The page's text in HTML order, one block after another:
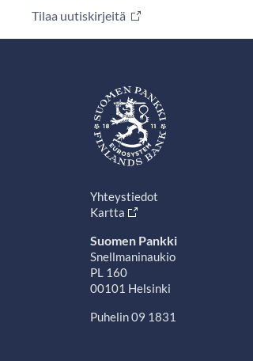
Tilaa uutiskirjeitä
Yhteystiedot
Kartta
Suomen Pankki
Snellmaninaukio
PL 160
00101 Helsinki
Puhelin 09 1831